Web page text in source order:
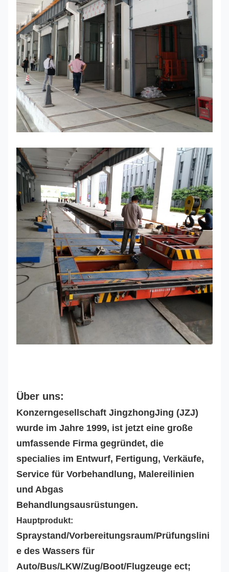
Über uns:
Konzerngesellschaft JingzhongJing (JZJ)
wurde im Jahre 1999, ist jetzt eine große
umfassende Firma gegründet, die
specialies im Entwurf, Fertigung, Verkäufe,
Service für Vorbehandlung, Malereilinien
und Abgas
Behandlungsausrüstungen.
Hauptprodukt:
Spraystand/Vorbereitungsraum/Prüfungslini
e des Wassers für
Auto/Bus/LKW/Zug/Boot/Flugzeuge ect;